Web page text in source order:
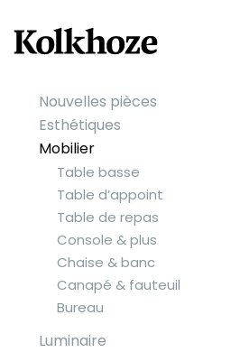
Nouvelles pièces
Esthétiques
Mobilier
Table basse
Table d’appoint
Table de repas
Console & plus
Chaise & banc
Canapé & fauteuil
Bureau
Luminaire